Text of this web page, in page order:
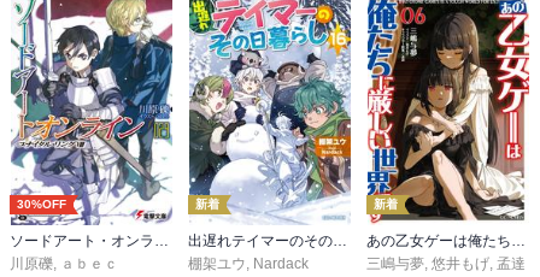
30%OFF
川原礫
ａｂｅｃ
新着
棚架ユウ Nardack
新着
三嶋与夢 悠井もげ 孟達